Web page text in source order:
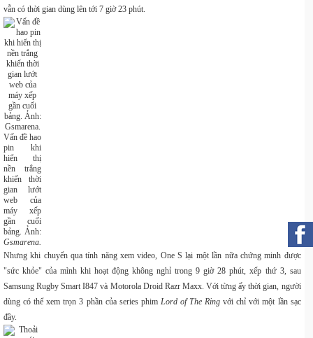
vẫn có thời gian dùng lên tới 7 giờ 23 phút.
Vấn đề hao
pin khi
hiển thị
nền trắng
khiến thời
gian lướt
web của
máy xếp
gần cuối
bảng. Ảnh:
Gsmarena.
Nhưng khi chuyển qua tính năng xem video, One S lại một lần nữa chứng minh được
"sức khỏe" của mình khi hoạt động không nghỉ trong 9 giờ 28 phút, xếp thứ 3, sau
Samsung Rugby Smart I847 và Motorola Droid Razr Maxx. Với từng ấy thời gian, người
dùng có thể xem trọn 3 phần của series phim Lord of The Ringvới chỉ với một lần sạc
đầy.